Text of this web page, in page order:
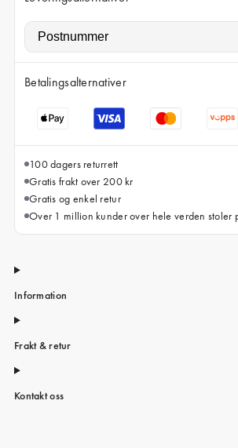
iPhone 15
iPhone 14
iPhone 13 Pro
iPhone 13
Alle telefonmodeller
Betalingsalternativer
100 dagers returrett
Gratis frakt over 200 kr
Gratis og enkel retur
Over 1 million kunder over hele verden stoler
Information
Frakt & retur
Kontakt oss